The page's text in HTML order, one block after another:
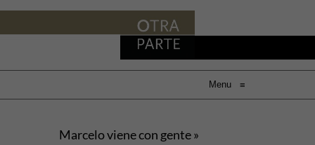
Menu ≡
Marcelo viene con gente »